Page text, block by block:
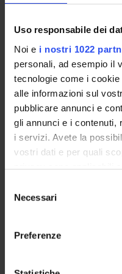
Uso responsabile dei
Noi e i nostri 1022
personali, ad esempio il
tecnologie come i
alle informazioni sul
pubblicare annunci e
gli annunci e i contenuti,
i servizi. Avete la
vostri dati e per quali
privacy sono applicabili
modificare o revocare il
momento dalla
raccogliere
delNecessari
Preferenze
ASSIGNMENTS
ORGANISATION
GOVERNANCE
COMMITTEES
STUDENT
DEPARTMENT